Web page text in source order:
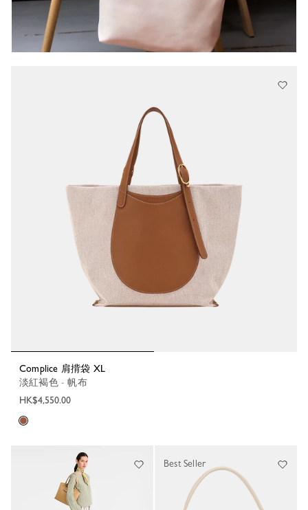
Complice 肩揹袋 XL
淡紅褐色 - 帆布
HK$4,550.00
Best Seller